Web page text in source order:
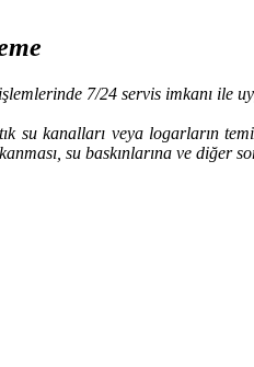
7/24 servis imkanı ile
su kanalları veya logarların
su baskınlarına ve